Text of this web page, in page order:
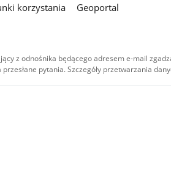
korzystania
Geoportal
z odnośnika będącego adresem e-mail
pytania. Szczegóły przetwarzania
-